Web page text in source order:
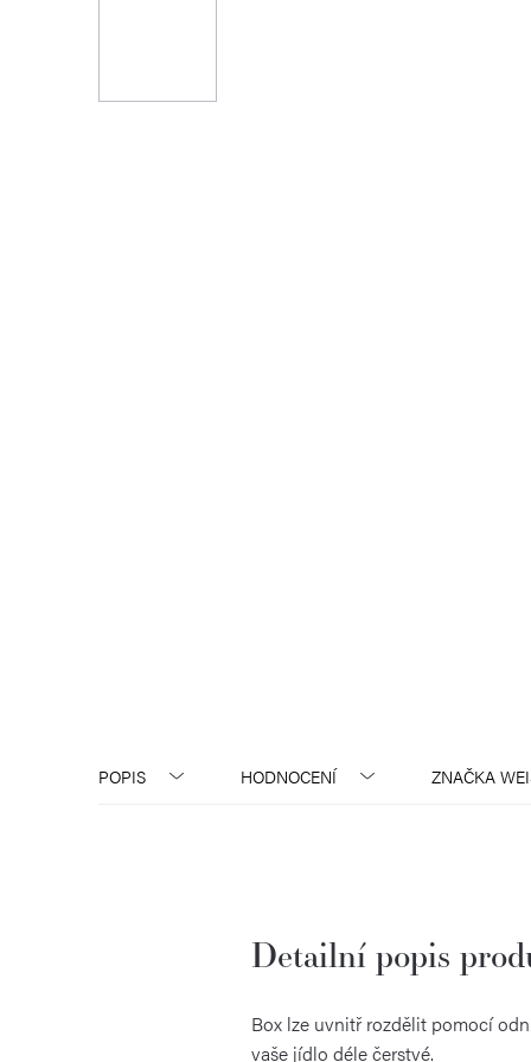
POPIS HODNOCENÍ ZNAČKA
Detailní popis
Box lze uvnitř rozdělit pomocí
vaše jídlo déle čerstvé.